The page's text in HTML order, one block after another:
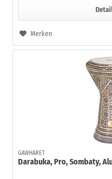
Merken
GAWHARET
Darabuka, Pro, Sombaty,